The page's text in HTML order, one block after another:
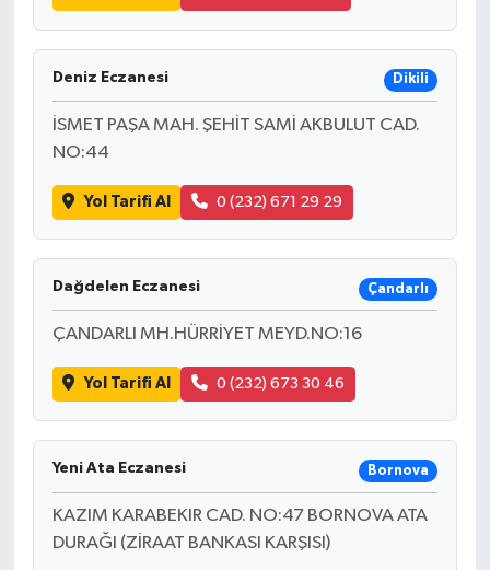
Deniz Eczanesi Dikili
İSMET PAŞA MAH. ŞEHİT SAMİ AKBULUT CAD.
NO:44
Yol Tarifi Al 0 (232) 671 29 29
Dağdelen Eczanesi Çandarlı
ÇANDARLI MH.HÜRRİYET MEYD.NO:16
Yol Tarifi Al 0 (232) 673 30 46
Yeni Ata Eczanesi Bornova
KAZIM KARABEKIR CAD. NO:47 BORNOVA ATA
DURAĞI (ZİRAAT BANKASI KARŞISI)